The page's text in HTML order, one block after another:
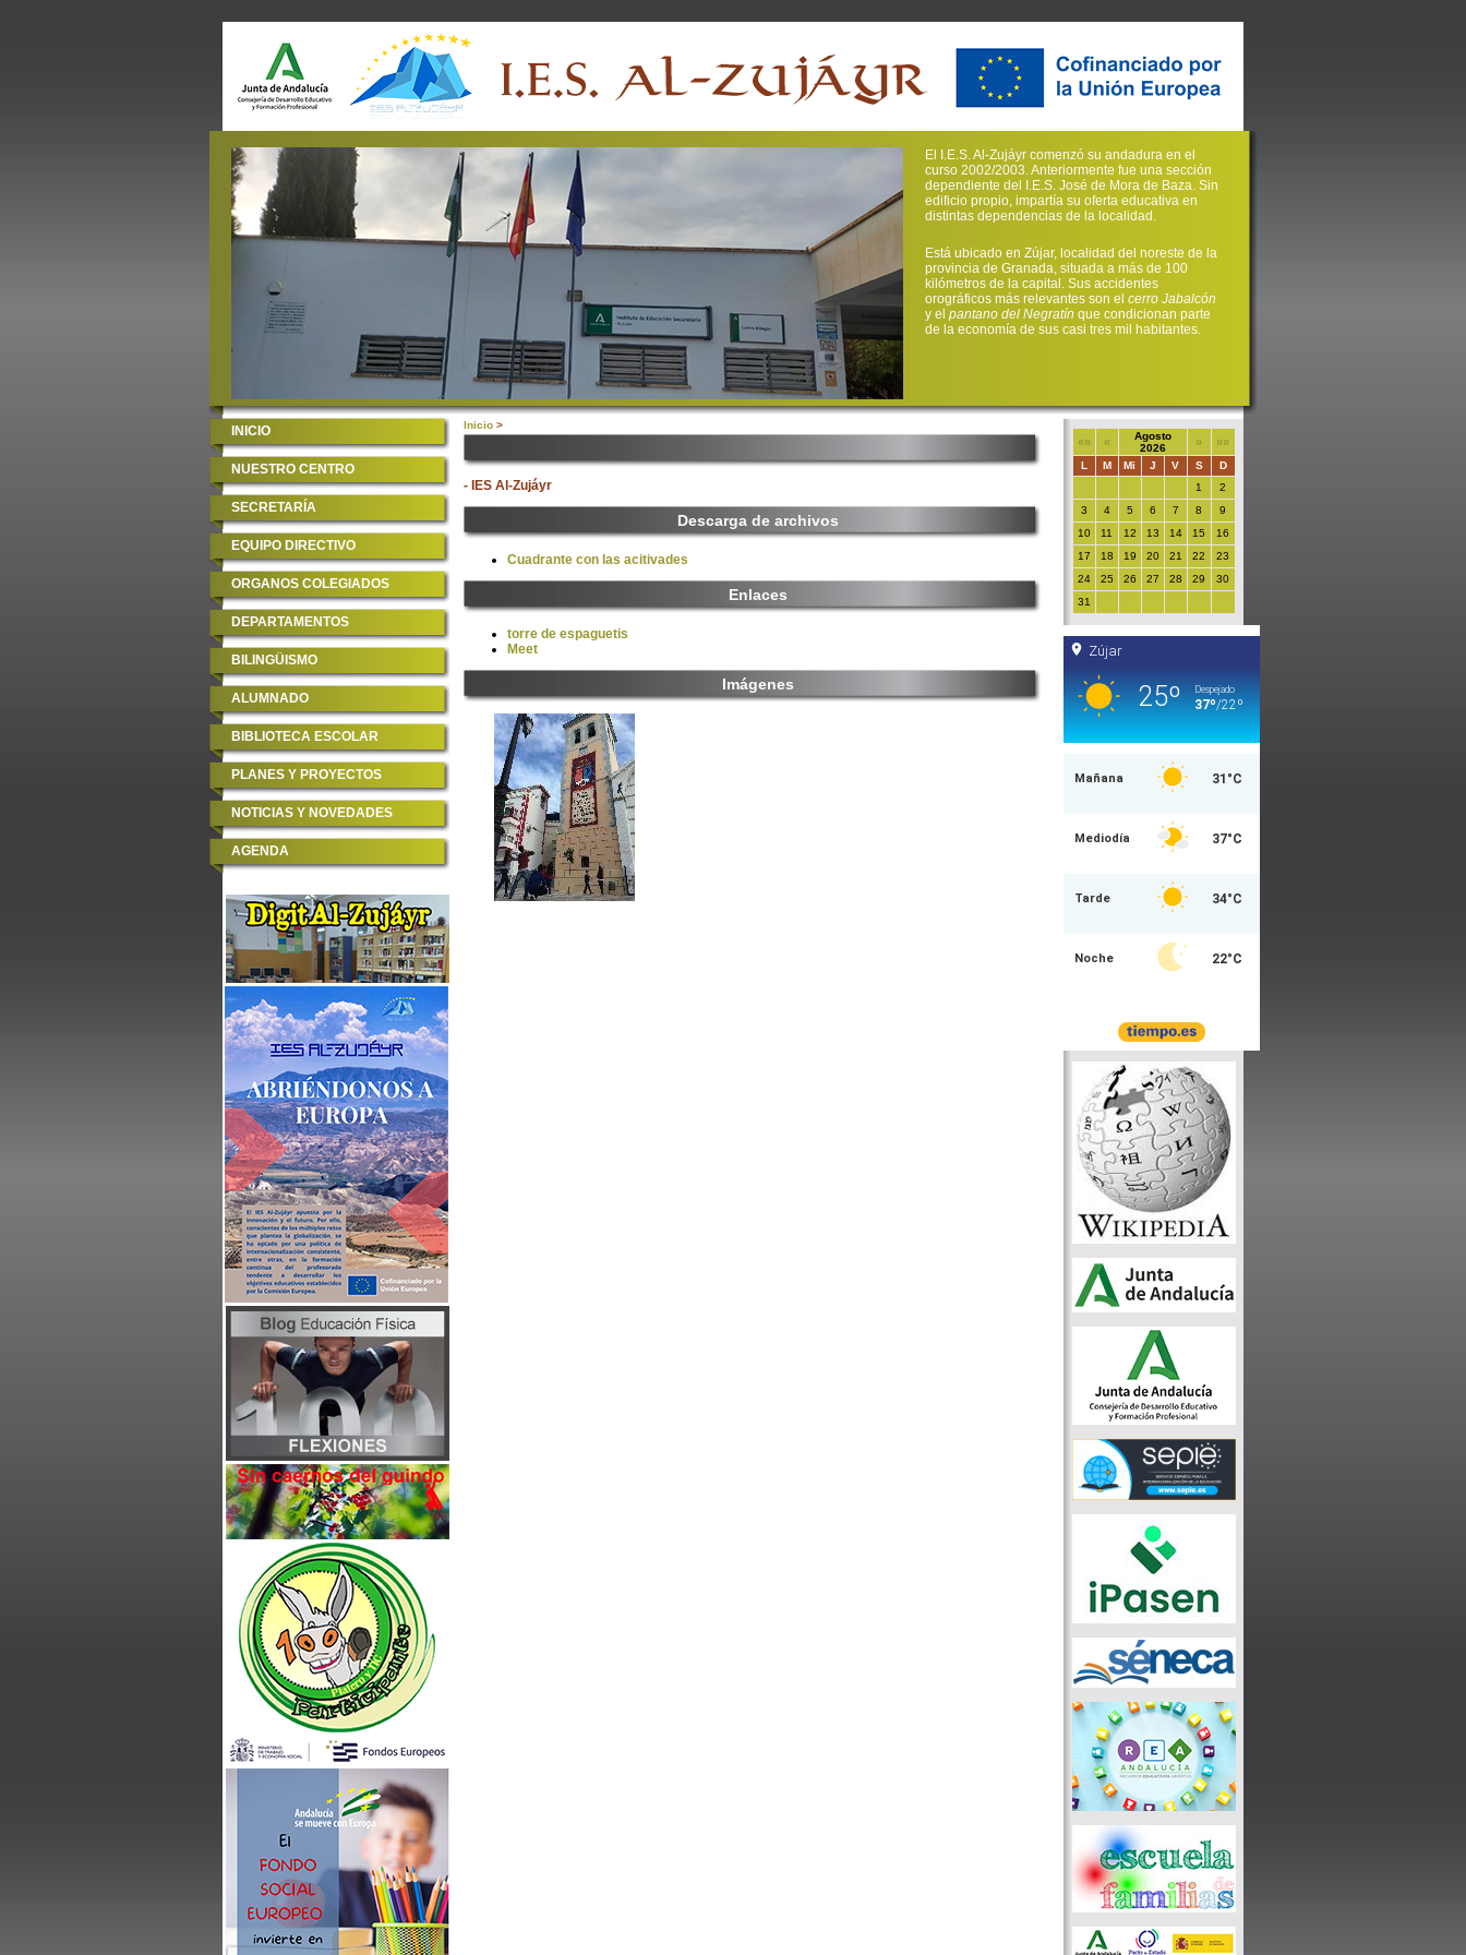
El I.E.S. Al-Zujáyr comenzó su andadura en el
curso 2002/2003. Anteriormente fue una sección
dependiente del I.E.S. José de Mora de Baza. Sin
edificio propio, impartía su oferta educativa en
distintas dependencias de la localidad.
Está ubicado en Zújar, localidad del noreste de la
provincia de Granada, situada a más de 100
kilómetros de la capital. Sus accidentes
orográficos más relevantes son el cerro Jabalcón
y el pantano del Negratín que condicionan parte
de la economía de sus casi tres mil habitantes.
INICIO
NUESTRO CENTRO
SECRETARÍA
EQUIPO DIRECTIVO
ORGANOS COLEGIADOS
DEPARTAMENTOS
BILINGÜISMO
ALUMNADO
BIBLIOTECA ESCOLAR
PLANES Y PROYECTOS
NOTICIAS Y NOVEDADES
AGENDA
Inicio >
- IES Al-Zujáyr
Descarga de archivos
Cuadrante con las acitivades
Enlaces
torre de espaguetis
Meet
Imágenes
«« «
Agosto
2026
» »»
L M Mi J V S
D
1
2
3
4 5 6 7 8
9
10
11 12 13 14 15
16
17
18 19 20 21 22
23
24
25 26 27 28 29
30
31